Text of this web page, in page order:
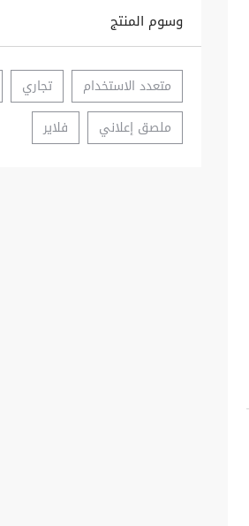
وسوم المنتج
متعدد الاستخدام تجاري
ملصق إعلاني
فلاير